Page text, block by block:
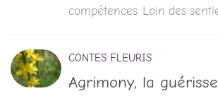
compétences. Loin des
CONTES FLEURIS
Agrimony, la